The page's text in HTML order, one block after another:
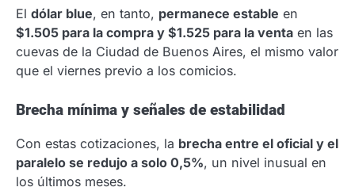
El dólar blue, en tanto, permanece estable en
$1.505 para la compra y $1.525 para la venta en las
cuevas de la Ciudad de Buenos Aires, el mismo valor
que el viernes previo a los comicios.
Brecha mínima y señales de estabilidad
Con estas cotizaciones, la brecha entre el oficial y el
paralelo se redujo a solo 0,5%, un nivel inusual en
los últimos meses.